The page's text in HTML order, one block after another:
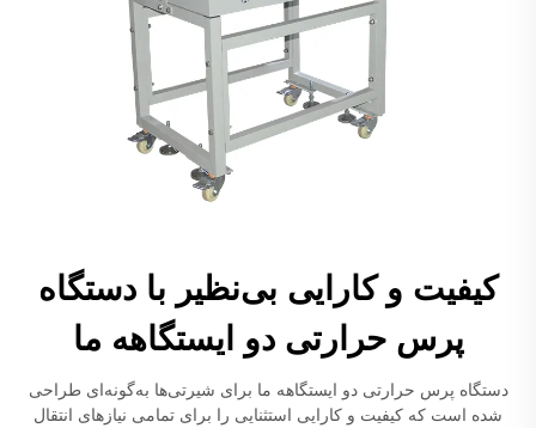
کیفیت و کارایی بی‌نظیر با دستگاه
پرس حرارتی دو ایستگاهه ما
دستگاه پرس حرارتی دو ایستگاهه ما برای شیرتی‌ها به‌گونه‌ای طراحی
شده است که کیفیت و کارایی استثنایی را برای تمامی نیازهای انتقال